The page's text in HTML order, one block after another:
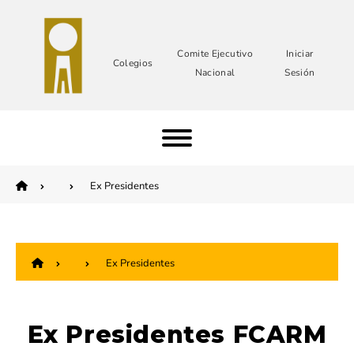
Colegios
Comite Ejecutivo
Nacional
Iniciar
Sesión
Ex Presidentes
Ex Presidentes
Ex Presidentes FCARM